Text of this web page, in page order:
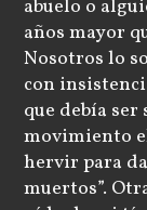
abuelo o
años mayor
Nosotros lo
con
que debía ser
movimiento
hervir para
muertos”.